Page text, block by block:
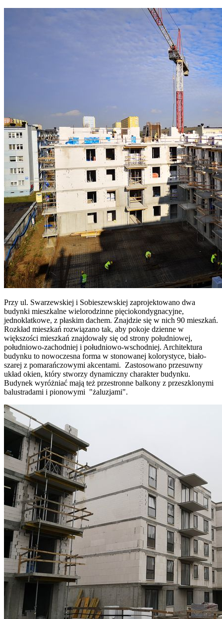
Przy ul. Swarzewskiej i Sobieszewskiej zaprojektowano dwa
budynki mieszkalne wielorodzinne pięciokondygnacyjne,
jednoklatkowe, z płaskim dachem. Znajdzie się w nich 90 mieszkań.
Rozkład mieszkań rozwiązano tak, aby pokoje dzienne w
większości mieszkań znajdowały się od strony południowej,
południowo-zachodniej i południowo-wschodniej. Architektura
budynku to nowoczesna forma w stonowanej kolorystyce, biało-
szarej z pomarańczowymi akcentami. Zastosowano przesuwny
układ okien, który stworzy dynamiczny charakter budynku.
Budynek wyróżniać mają też przestronne balkony z przeszklonymi
balustradami i pionowymi "żaluzjami".